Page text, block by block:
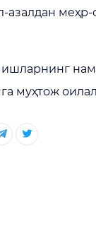
меҳр-
муҳтож